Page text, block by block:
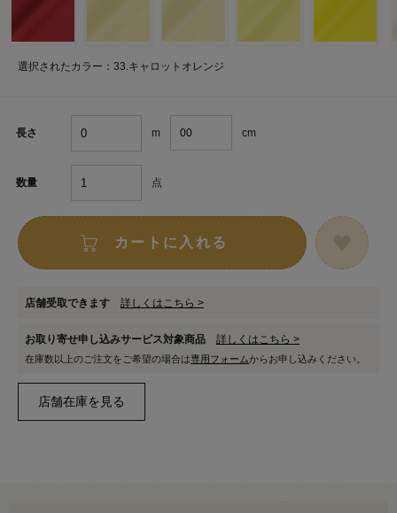
選択されたカラー：33.キャロットオレンジ
長さ m cm
数量 点
カートに入れる
店舗受取できます 詳しくはこちら >
お取り寄せ申し込みサービス対象商品 詳しくはこちら >
在庫数以上のご注文をご希望の場合は専用フォームからお申し込みください。